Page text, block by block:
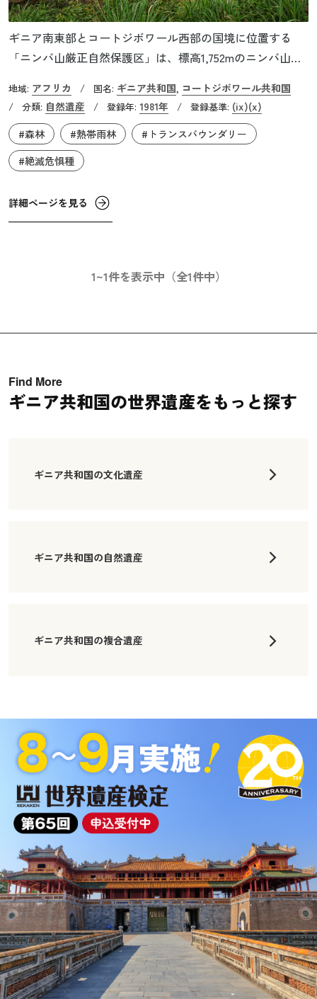
ギニア南東部とコートジボワール西部の国境に位置する
「ニンバ山厳正自然保護区」は、標高1,752mのニンバ山を
公園です。1981年にギニア側の地域が世界遺産に登録さ
れ、さらに翌1982年にはコートジボワール側の地域も世界
遺産に登録されました。面積約350㎢の保護区一帯は、サハ
ラ砂漠から吹く熱風や「ハルマッタン」と呼ばれる砂嵐、
そして大西洋からの湿った季節風の影響を受け、１年を通
して高温多湿な気候となっています。
地域: アフリカ / 国名: ギニア共和国, コートジボワール共和国
/ 分類: 自然遺産 / 登録年: 1981年 / 登録基準: (ix)(x)
#森林
#熱帯雨林
#トランスバウンダリー
#絶滅危惧種
詳細ページを見る
1~1件を表示中（全1件中）
Find More
ギニア共和国の世界遺産をもっと探す
ギニア共和国の文化遺産
ギニア共和国の自然遺産
ギニア共和国の複合遺産